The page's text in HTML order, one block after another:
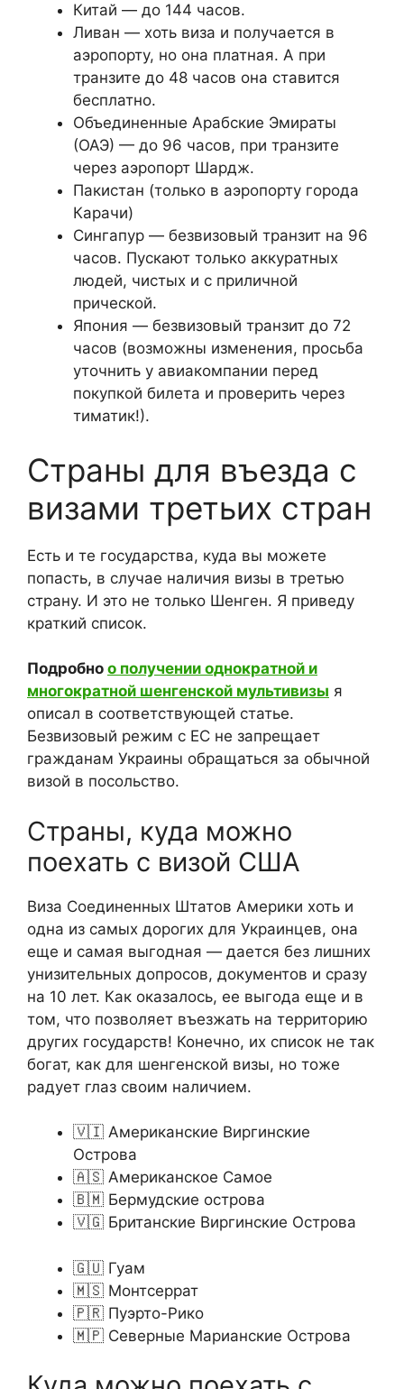
Китай — до 144 часов.
Ливан — хоть виза и получается в
аэропорту, но она платная. А при
транзите до 48 часов она ставится
бесплатно.
Объединенные Арабские Эмираты
(ОАЭ) — до 96 часов, при транзите
через аэропорт Шардж.
Пакистан (только в аэропорту города
Карачи)
Сингапур — безвизовый транзит на 96
часов. Пускают только аккуратных
людей, чистых и с приличной
прической.
Япония — безвизовый транзит до 72
часов (возможны изменения, просьба
уточнить у авиакомпании перед
покупкой билета и проверить через
тиматик!).
Страны для въезда с
визами третьих стран
Есть и те государства, куда вы можете
попасть, в случае наличия визы в третью
страну. И это не только Шенген. Я приведу
краткий список.
Подробно о получении однократной и
многократной шенгенской мультивизы я
описал в соответствующей статье.
Безвизовый режим с ЕС не запрещает
гражданам Украины обращаться за обычной
визой в посольство.
Страны, куда можно
поехать с визой США
Виза Соединенных Штатов Америки хоть и
одна из самых дорогих для Украинцев, она
еще и самая выгодная — дается без лишних
унизительных допросов, документов и сразу
на 10 лет. Как оказалось, ее выгода еще и в
том, что позволяет въезжать на территорию
других государств! Конечно, их список не так
богат, как для шенгенской визы, но тоже
радует глаз своим наличием.
🇻🇮 Американские Виргинские
Острова
🇦🇸 Американское Самое
🇧🇲 Бермудские острова
🇻🇬 Британские Виргинские Острова
🇬🇺 Гуам
🇲🇸 Монтсеррат
🇵🇷 Пуэрто-Рико
🇲🇵 Северные Марианские Острова